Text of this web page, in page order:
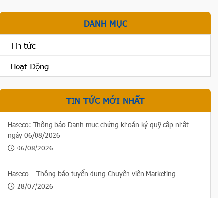
DANH MỤC
Tin tức
Hoạt Động
TIN TỨC MỚI NHẤT
Haseco: Thông báo Danh mục chứng khoán ký quỹ cập nhật
ngày 06/08/2026
06/08/2026
Haseco – Thông báo tuyển dụng Chuyên viên Marketing
28/07/2026